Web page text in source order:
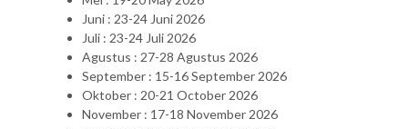
Juni : 23-24 Juni 2026
Juli : 23-24 Juli 2026
Agustus : 27-28 Agustus 2026
September : 15-16 September 2026
Oktober : 20-21 October 2026
November : 17-18 November 2026